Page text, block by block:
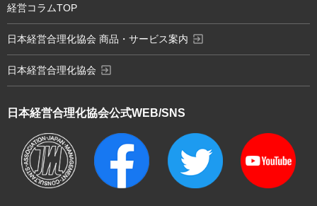
日本経営合理化協会公式WEB/SNS
経営コラムTOP
日本経営合理化協会 商品・サービス案内 exit_to_app
日本経営合理化協会 exit_to_app